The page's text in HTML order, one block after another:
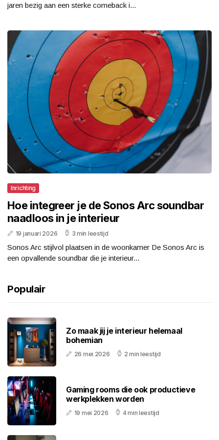
jaren bezig aan een sterke comeback i...
Inrichting
Hoe integreer je de Sonos Arc soundbar
naadloos in je interieur
19 januari 2026 3 min leestijd
Sonos Arc stijlvol plaatsen in de woonkamer De Sonos Arc is
een opvallende soundbar die je interieur...
Populair
Zo maak jij je interieur helemaal
bohemian
26 mei 2026 2 min leestijd
Gaming rooms die ook productieve
werkplekken worden
19 mei 2026 4 min leestijd